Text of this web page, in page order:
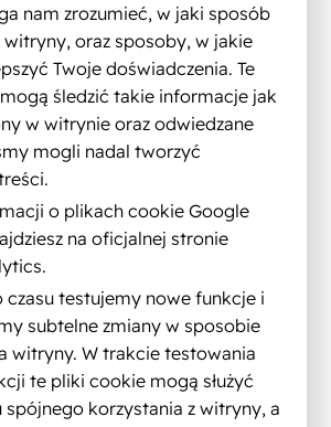
nam zrozumieć, w jaki sposób
witryny, oraz sposoby, w jakie
Twoje doświadczenia. Te
śledzić takie informacje jak
w witrynie oraz odwiedzane
mogli nadal tworzyć
o plikach cookie Google
na oficjalnej stronie
czasu testujemy nowe funkcje i
subtelne zmiany w sposobie
witryny. W trakcie testowania
te pliki cookie mogą służyć
spójnego korzystania z witryny, a